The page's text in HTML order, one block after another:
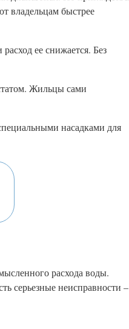
владельцам быстрее
ее снижается. Без
Жильцы сами
насадками для
расхода воды.
серьезные неисправности –